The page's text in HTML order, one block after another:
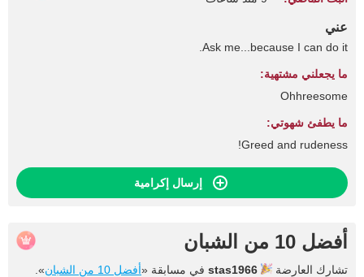
عني
Ask me...because I can do it.
ما يجعلني مشتهية:
Ohhreesome
ما يطفئ شهوتي:
Greed and rudeness!
إرسال إكرامية
أفضل 10 من الشبان
تشارك العارضة stas1966 في مسابقة «أفضل 10 من الشبان
».